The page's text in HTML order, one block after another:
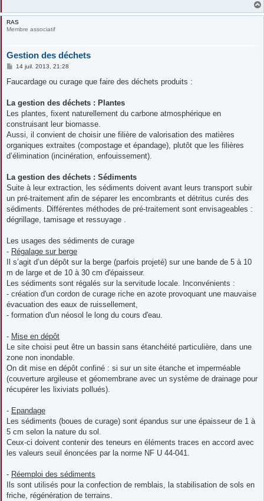
RAS
Membre associatif
Gestion des déchets
M
s
g
14 juil. 2013, 21:28
Faucardage ou curage que faire des déchets produits :
La gestion des déchets : Plantes
Les plantes, fixent naturellement du carbone atmosphérique en
construisant leur biomasse.
Aussi, il convient de choisir une filière de valorisation des matières
organiques extraites (compostage et épandage), plutôt que les filières
d’élimination (incinération, enfouissement).
La gestion des déchets : Sédiments
Suite à leur extraction, les sédiments doivent avant leurs transport subir
un pré-traitement afin de séparer les encombrants et détritus curés des
sédiments. Différentes méthodes de pré-traitement sont envisageables :
dégrillage, tamisage et ressuyage .
Les usages des sédiments de curage
- Régalage sur berge
Il s’agit d’un dépôt sur la berge (parfois projeté) sur une bande de 5 à 10
m de large et de 10 à 30 cm d'épaisseur.
Les sédiments sont régalés sur la servitude locale. Inconvénients :
- création d'un cordon de curage riche en azote provoquant une mauvaise
évacuation des eaux de ruissellement,
- formation d'un néosol le long du cours d'eau.
- Mise en dépôt
Le site choisi peut être un bassin sans étanchéité particulière, dans une
zone non inondable.
On dit mise en dépôt confiné : si sur un site étanche et imperméable
(couverture argileuse et géomembrane avec un système de drainage pour
récupérer les lixiviats pollués).
- Epandage
Les sédiments (boues de curage) sont épandus sur une épaisseur de 1 à
5 cm selon la nature du sol.
Ceux-ci doivent contenir des teneurs en éléments traces en accord avec
les valeurs seuil énoncées par la norme NF U 44-041.
- Réemploi des sédiments
Ils sont utilisés pour la confection de remblais, la stabilisation de sols en
friche, régénération de terrains.